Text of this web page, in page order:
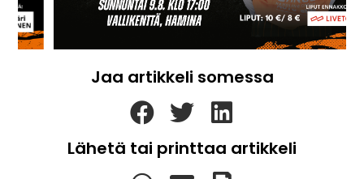
Jaa artikkeli somessa
Lähetä tai printtaa artikkeli